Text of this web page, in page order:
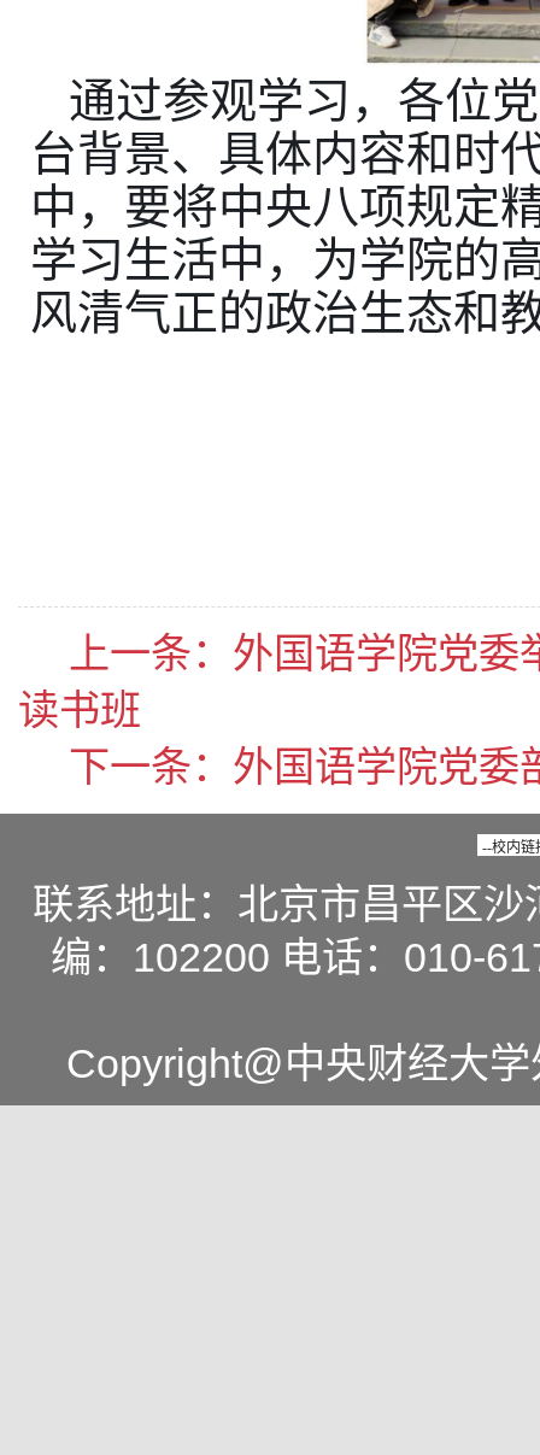
通过参观学习，各位
台背景、具体内容和时
中，要将中央八项规定
学习生活中，为学院的
风清气正的政治生态和
上一条： 外国语学院党委
读书班
下一条： 外国语学院党委
联系地址：北京市昌平区
编：102200 电话：010-
Copyright@中央财经大